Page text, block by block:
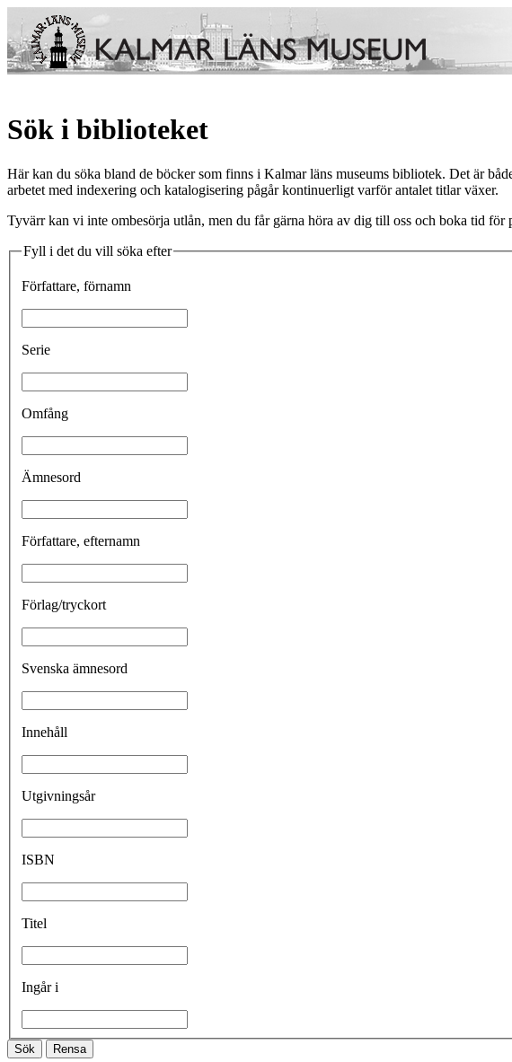
Sök i biblioteket
Här kan du söka bland de böcker som finns i Kalmar läns museums bibliotek. Det är
arbetet med indexering och katalogisering pågår kontinuerligt varför antalet titlar växer.
Tyvärr kan vi inte ombesörja utlån, men du får gärna höra av dig till oss och boka tid
Fyll i det du vill söka efter
Författare, förnamn
Serie
Omfång
Ämnesord
Författare, efternamn
Förlag/tryckort
Svenska ämnesord
Innehåll
Utgivningsår
ISBN
Titel
Ingår i